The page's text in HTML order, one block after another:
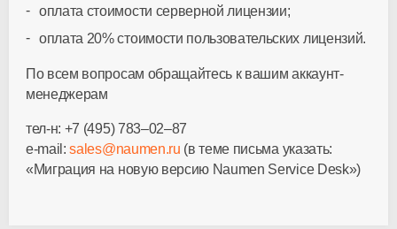
оплата стоимости серверной лицензии;
оплата 20% стоимости пользовательских лицензий.
По всем вопросам обращайтесь к вашим аккаунт-
менеджерам
тел-н: +7 (495) 783–02–87
e-mail:sales@naumen.ru (в теме письма указать:
«Миграция на новую версию Naumen Service Desk»)